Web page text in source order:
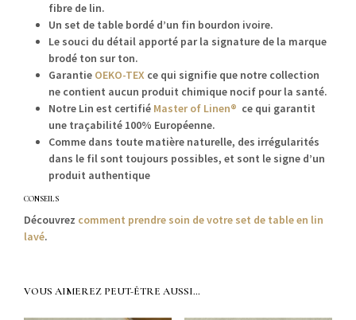
fibre de lin.
Un set de table bor­dé d’un fin bour­don ivoire.
Le souci du détail apporté par la sig­na­ture de la mar­que
brodé ton sur ton.
Garantie OEKO-TEX ce qui sig­ni­fie que notre col­lec­tion
ne con­tient aucun pro­duit chim­ique nocif pour la santé.
Notre Lin est cer­ti­fié Mas­ter of Linen® ce qui garan­tit
une traça­bil­ité 100% Européenne.
Comme dans toute matière naturelle, des irrégu­lar­ités
dans le fil sont tou­jours pos­si­bles, et sont le signe d’un
pro­duit authentique
CONSEILS
Décou­vrez com­ment pren­dre soin de votre set de table en lin
lavé.
VOUS AIMEREZ PEUT-ÊTRE AUSSI…